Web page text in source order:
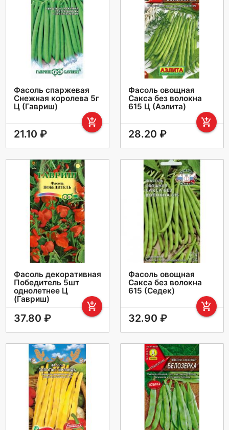
Фасоль спаржевая
Снежная королева 5г
Ц (Гавриш)
add_shopping_cart
21.10 ₽
Фасоль овощная
Сакса без волокна
615 Ц (Аэлита)
add_shopping_cart
28.20 ₽
Фасоль декоративная
Победитель 5шт
однолетнее Ц
(Гавриш)
add_shopping_cart
37.80 ₽
Фасоль овощная
Сакса без волокна
615 (Седек)
add_shopping_cart
32.90 ₽